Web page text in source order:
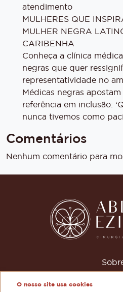
O nosso site usa cookies
atendimento
MULHERES QUE
MULHER NEGRA
CARIBENHA
Conheça a clínica
negras que quer
representatividade no
Médicas negras
referência em inclusão:
nunca tivemos como
Comentários
Nenhum comentário para